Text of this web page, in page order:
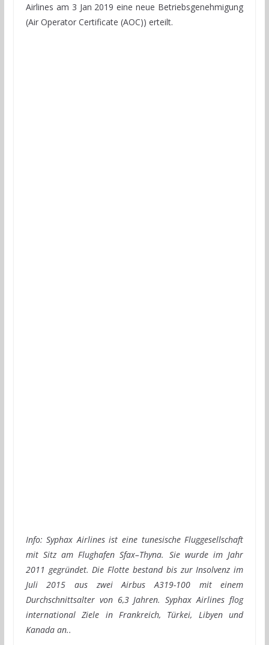
Airlines am 3 Jan 2019 eine neue Betriebsgenehmigung
(Air Operator Certificate (AOC)) erteilt.
Info: Syphax Airlines ist eine tunesische Fluggesellschaft
mit Sitz am Flughafen Sfax–Thyna. Sie wurde im Jahr
2011 gegründet. Die Flotte bestand bis zur Insolvenz im
Juli 2015 aus zwei Airbus A319-100 mit einem
Durchschnittsalter von 6,3 Jahren. Syphax Airlines flog
international Ziele in Frankreich, Türkei, Libyen und
Kanada an..